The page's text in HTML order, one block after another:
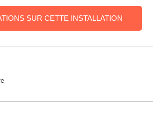
SUR CETTE INSTALLATION